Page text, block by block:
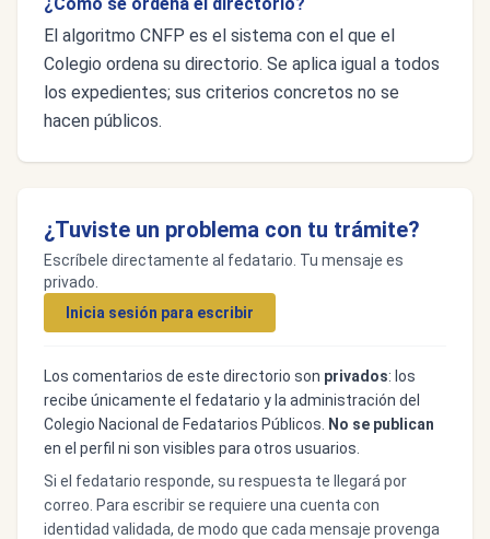
El algoritmo CNFP es el sistema con el que el
Colegio ordena su directorio. Se aplica igual a todos
los expedientes; sus criterios concretos no se
hacen públicos.
¿Tuviste un problema con tu trámite?
Escríbele directamente al fedatario. Tu mensaje es
privado.
Inicia sesión para escribir
Los comentarios de este directorio son privados: los
recibe únicamente el fedatario y la administración del
Colegio Nacional de Fedatarios Públicos.
No se publican
en el perfil ni son visibles para otros usuarios.
Si el fedatario responde, su respuesta te llegará por
correo. Para escribir se requiere una cuenta con
identidad validada, de modo que cada mensaje provenga